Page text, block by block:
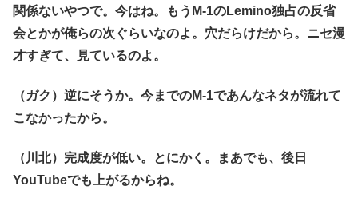
関係ないやつで。今はね。もうM-1のLemino独占の反省
会とかが俺らの次ぐらいなのよ。穴だらけだから。ニセ漫
才すぎて、見ているのよ。
（ガク）逆にそうか。今までのM-1であんなネタが流れて
こなかったから。
（川北）完成度が低い。とにかく。まあでも、後日
YouTubeでも上がるからね。